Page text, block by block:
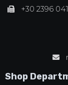
+30 2396
Shop